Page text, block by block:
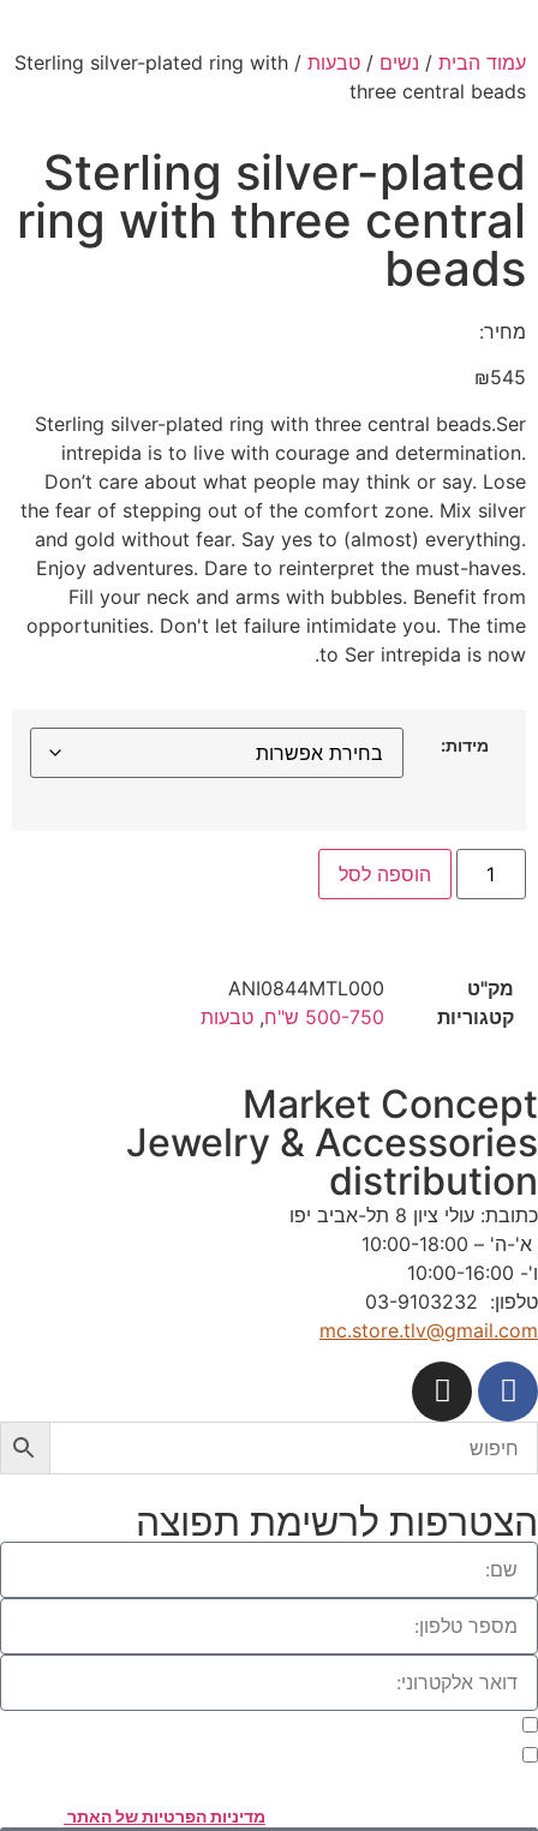
עמוד הבית/ נשים / טבעות
/ Sterling silver-plated ring with
three central beads
Sterling silver-plated
ring with three central
beads
מחיר:
₪545
Sterling silver-plated ring with three central beads.Ser
intrepida is to live with courage and determination.
Don’t care about what people may think or say. Lose
the fear of stepping out of the comfort zone. Mix silver
and gold without fear. Say yes to (almost) everything.
Enjoy adventures. Dare to reinterpret the must-haves.
Fill your neck and arms with bubbles. Benefit from
opportunities. Don't let failure intimidate you. The time
to Ser intrepida is now.
מידות:
הוספה לסל
מק"ט
ANI0844MTL000
קטגוריות
500-750 ש"ח , טבעות
Market Concept
Jewelry & Accessories
distribution
כתובת: עולי ציון 8 תל-אביב יפו
א'-ה' – 10:00-18:00
ו'- 10:00-16:00
טלפון: 03-9103232
mc.store.tlv@gmail.com
הצטרפות לרשימת תפוצה
מדיניות הפרטיות של האתר